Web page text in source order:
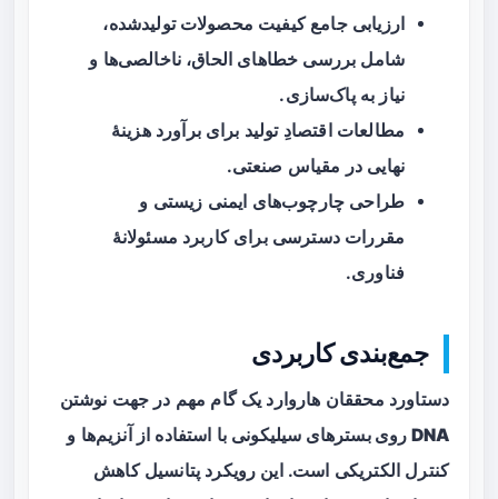
ارزیابی جامع کیفیت محصولات تولیدشده،
شامل بررسی خطاهای الحاق، ناخالصی‌ها و
نیاز به پاک‌سازی.
مطالعات اقتصادِ تولید برای برآورد هزینهٔ
نهایی در مقیاس صنعتی.
طراحی چارچوب‌های ایمنی زیستی و
مقررات دسترسی برای کاربرد مسئولانهٔ
فناوری.
جمع‌بندی کاربردی
دستاورد محققان هاروارد یک گام مهم در جهت نوشتن
DNA روی بسترهای سیلیکونی
با استفاده از آنزیم‌ها و
کنترل الکتریکی است. این رویکرد پتانسیل کاهش